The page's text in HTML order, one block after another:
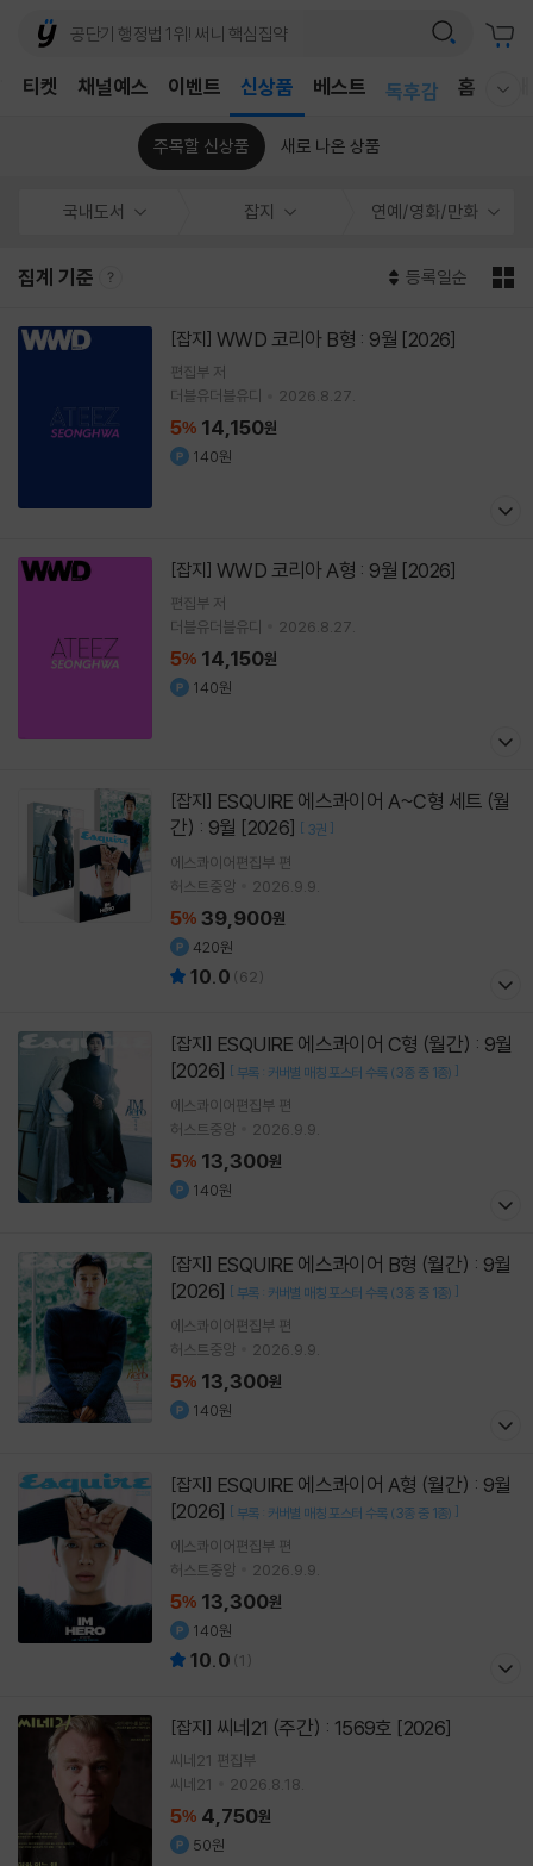
채널예스 이벤트 신상품 베스트
독후감
홈 국
티켓
주목할 신상품 새로 나온 상품
국내도서 잡지 연예/영화/만화
집계 기준 등록일순
[잡지] WWD 코리아 B형 : 9월 [2026]
편집부 저
더블유더블유디
2026.8.27.
5% 14,150원
140원
[잡지] WWD 코리아 A형 : 9월 [2026]
편집부 저
더블유더블유디
2026.8.27.
5% 14,150원
140원
[잡지]
간) : 9월 [2026] [ 3권 ]
에스콰이어편집부 편
허스트중앙
2026.9.9.
5% 39,900원
420원
10.0 (62)
[잡지]
[2026] [ 부록 : 커버별 매칭 포스터 수록 (3종 중 1종) ]
에스콰이어편집부 편
허스트중앙
2026.9.9.
5% 13,300원
140원
[잡지]
[2026] [ 부록 : 커버별 매칭 포스터 수록 (3종 중 1종) ]
에스콰이어편집부 편
허스트중앙
2026.9.9.
5% 13,300원
140원
[잡지]
[2026] [ 부록 : 커버별 매칭 포스터 수록 (3종 중 1종) ]
에스콰이어편집부 편
허스트중앙
2026.9.9.
5% 13,300원
140원
10.0 (1 )
[잡지] 씨네21 (주간) : 1569호 [2026]
씨네21 편집부
씨네21
2026.8.18.
5% 4,750원
50원